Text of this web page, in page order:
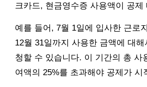
크카드, 현금영수증 사용액이 공제
예를 들어, 7월 1일에 입사한 근로
12월 31일까지 사용한 금액에 대
청할 수 있습니다. 이 기간의 총 사
여액의 25%를 초과해야 공제가 시